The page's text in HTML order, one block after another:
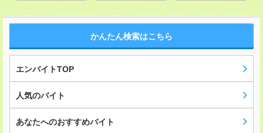
かんたん検索はこちら
エンバイトTOP
人気のバイト
あなたへのおすすめバイト